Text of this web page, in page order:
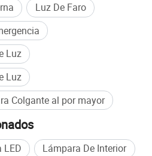
hecha de un 100%
de botellas de
es fácil de mantener y
por lo que es una gran
material también
Luz De Faro
Luz
Luz
Colgante al por mayor
LED
Lámpara De Interior